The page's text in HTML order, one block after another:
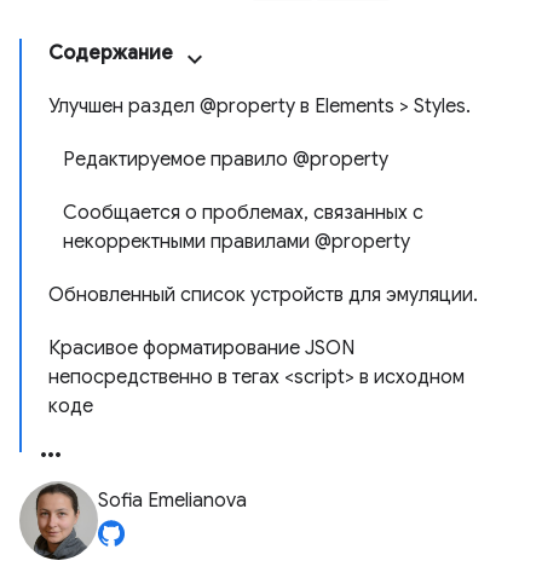
Содержание
Улучшен раздел @property в Elements > Styles.
Редактируемое правило @property
Сообщается о проблемах, связанных с
некорректными правилами @property
Обновленный список устройств для эмуляции.
Красивое форматирование JSON
непосредственно в тегах <script> в исходном
коде
Sofia Emelianova